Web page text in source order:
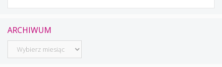
ARCHIWUM
Archiwum